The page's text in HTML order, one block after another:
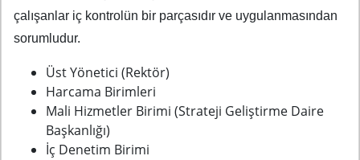
çalışanlar iç kontrolün bir parçasıdır ve uygulanmasından
sorumludur.
Üst Yönetici (Rektör)
Harcama Birimleri
Mali Hizmetler Birimi (Strateji Geliştirme Daire
Başkanlığı)
İç Denetim Birimi